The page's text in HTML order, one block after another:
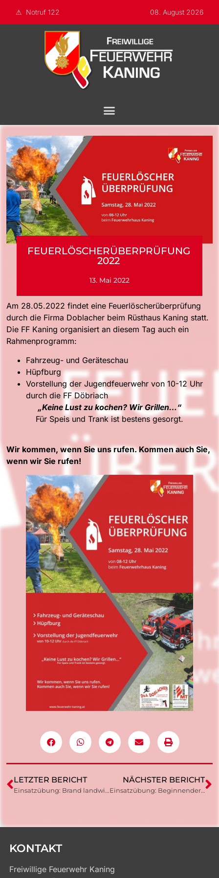
Notruf 122 08. August 2026
FEUERLÖSCHERÜBERPRÜFUNG
2022
13. Mai 2022
Am 28.05.2022 findet eine Feuerlöscherüberprüfung
durch die Firma Doblacher beim Rüsthaus Kaning statt.
Die FF Kaning organisiert an diesem Tag auch ein
Rahmenprogramm:
Fahrzeug- und Geräteschau
Hüpfburg
Vorstellung der Jugendfeuerwehr von 10-12 Uhr
durch die FF Döbriach
„Keine Lust zu kochen? Wir Grillen…“
Für Speis und Trank ist bestens gesorgt.
Wir kommen, wenn Sie uns rufen. Kommen auch Sie,
wenn wir Sie rufen!
LETZTER BERICHT
Einsatzübung: Brand landwirtschaftliche Maschine
NÄCHSTER BERICHT
Einsatzübung: Beginnender Waldbrand bei der Bärenwand
KONTAKT
Freiwillige Feuerwehr Kaning